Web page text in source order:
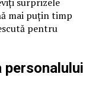
mai puțin timp
pentru
personalului